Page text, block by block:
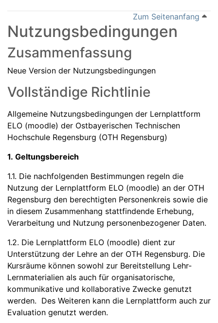
Zum Seitenanfang
Nutzungsbedingungen
Zusammenfassung
Neue Version der Nutzungsbedingungen
Vollständige Richtlinie
Allgemeine Nutzungsbedingungen der Lernplattform
ELO (moodle) der Ostbayerischen Technischen
Hochschule Regensburg (OTH Regensburg)
1. Geltungsbereich
1.1. Die nachfolgenden Bestimmungen regeln die
Nutzung der Lernplattform ELO (moodle) an der OTH
Regensburg den berechtigten Personenkreis sowie die
in diesem Zusammenhang stattfindende Erhebung,
Verarbeitung und Nutzung personenbezogener Daten.
1.2. Die Lernplattform ELO (moodle) dient zur
Unterstützung der Lehre an der OTH Regensburg. Die
Kursräume können sowohl zur Bereitstellung Lehr-
Lernmaterialien als auch für organisatorische,
kommunikative und kollaborative Zwecke genutzt
werden. Des Weiteren kann die Lernplattform auch zur
Evaluation genutzt werden.